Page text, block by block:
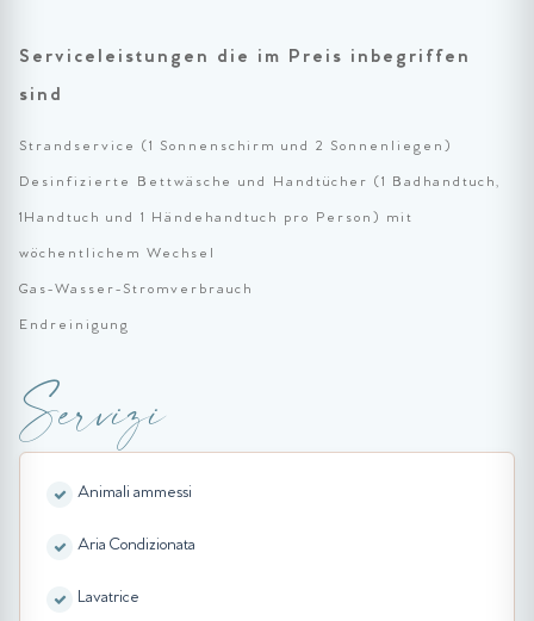
Serviceleistungen die im Preis inbegriffen
sind
Strandservice (1 Sonnenschirm und 2 Sonnenliegen)
Desinfizierte Bettwäsche und Handtücher (1 Badhandtuch,
1Handtuch und 1 Händehandtuch pro Person) mit
wöchentlichem Wechsel
Gas-Wasser-Stromverbrauch
Endreinigung
Servizi
Animali ammessi
Aria Condizionata
Lavatrice